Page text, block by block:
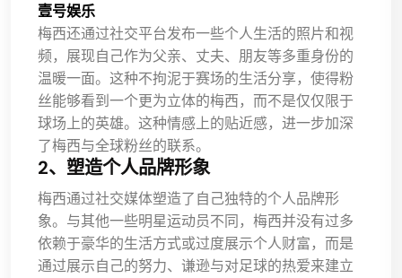
壹号娱乐
梅西还通过社交平台发布一些个人生活的照片和视
频，展现自己作为父亲、丈夫、朋友等多重身份的
温暖一面。这种不拘泥于赛场的生活分享，使得粉
丝能够看到一个更为立体的梅西，而不是仅仅限于
球场上的英雄。这种情感上的贴近感，进一步加深
了梅西与全球粉丝的联系。
2、塑造个人品牌形象
梅西通过社交媒体塑造了自己独特的个人品牌形
象。与其他一些明星运动员不同，梅西并没有过多
依赖于豪华的生活方式或过度展示个人财富，而是
通过展示自己的努力、谦逊与对足球的热爱来建立